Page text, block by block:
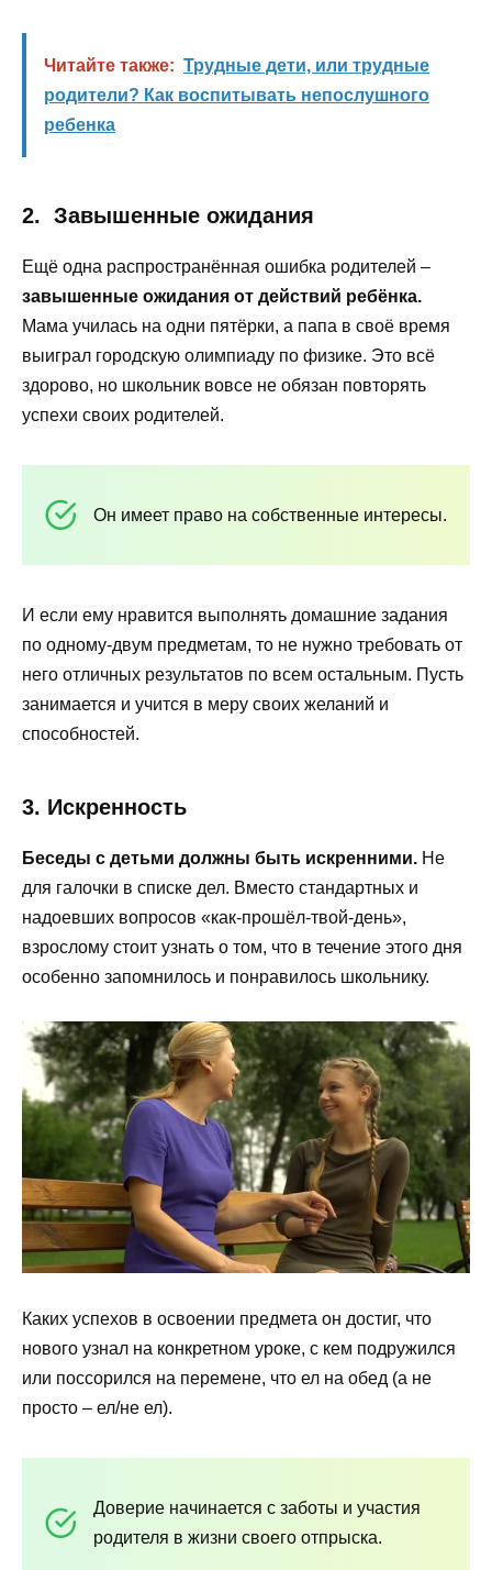
Читайте также: Трудные дети, или трудные
родители? Как воспитывать непослушного
ребенка
2. Завышенные ожидания
Ещё одна распространённая ошибка родителей –
завышенные ожидания от действий ребёнка.
Мама училась на одни пятёрки, а папа в своё время
выиграл городскую олимпиаду по физике. Это всё
здорово, но школьник вовсе не обязан повторять
успехи своих родителей.
Он имеет право на собственные интересы.
И если ему нравится выполнять домашние задания
по одному-двум предметам, то не нужно требовать от
него отличных результатов по всем остальным. Пусть
занимается и учится в меру своих желаний и
способностей.
3. Искренность
Беседы с детьми должны быть искренними. Не
для галочки в списке дел. Вместо стандартных и
надоевших вопросов «как-прошёл-твой-день»,
взрослому стоит узнать о том, что в течение этого дня
особенно запомнилось и понравилось школьнику.
Каких успехов в освоении предмета он достиг, что
нового узнал на конкретном уроке, с кем подружился
или поссорился на перемене, что ел на обед (а не
просто – ел/не ел).
Доверие начинается с заботы и участия
родителя в жизни своего отпрыска.